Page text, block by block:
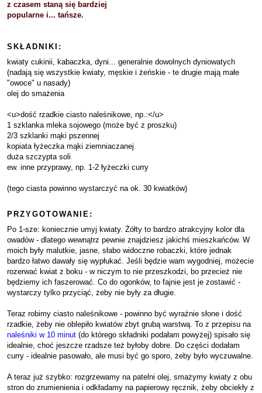
z czasem staną się bardziej
popularne i... tańsze.
SKŁADNIKI:
kwiaty cukinii, kabaczka, dyni... generalnie dowolnych dyniowatych
(nadają się wszystkie kwiaty, męskie i żeńskie - te drugie mają małe
"owoce" u nasady)
olej do smażenia
<u>dość rzadkie ciasto naleśnikowe, np.:</u>
1 szklanka mleka sojowego (może być z proszku)
2/3 szklanki mąki pszennej
kopiata łyżeczka mąki ziemniaczanej
duża szczypta soli
ew. inne przyprawy, np. 1-2 łyżeczki curry
(tego ciasta powinno wystarczyć na ok. 30 kwiatków)
PRZYGOTOWANIE:
Po 1-sze: koniecznie umyj kwiaty. Żółty to bardzo atrakcyjny kolor dla
owadów - dlatego wewnątrz pewnie znajdziesz jakichś mieszkańców. W
moich były malutkie, jasne, słabo widoczne robaczki, które jednak
bardzo łatwo dawały się wypłukać. Jeśli będzie wam wygodniej, możecie
rozerwać kwiat z boku - w niczym to nie przeszkodzi, bo przecież nie
będziemy ich faszerować. Co do ogonków, to fajnie jest je zostawić -
wystarczy tylko przyciąć, żeby nie były za długie.
Teraz robimy ciasto naleśnikowe - powinno być wyraźnie słone i dość
rzadkie, żeby nie oblepiło kwiatów zbyt grubą warstwą. To z przepisu na
naleśniki w 10 minut (do którego składniki podałam powyżej) spisało się
idealnie, choć jeszcze rzadsze też byłoby dobre. Do części dodałam
curry - idealnie pasowało, ale musi być go sporo, żeby było wyczuwalne.
A teraz już szybko: rozgrzewamy na patelni olej, smażymy kwiaty z obu
stron do zrumienienia i odkładamy na papierowy ręcznik, żeby obciekły z